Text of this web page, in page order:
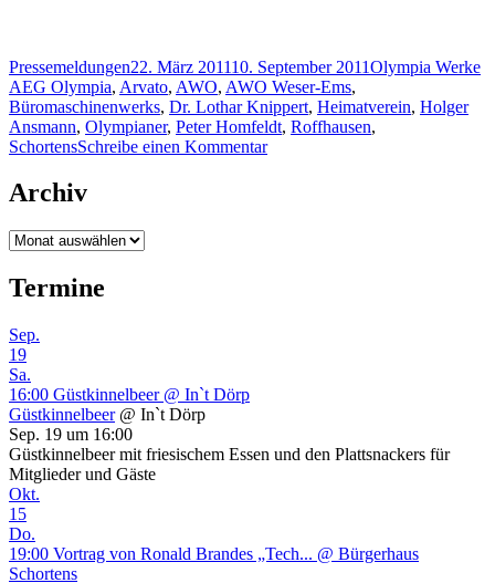
der
lange
Kampf“
Autor
PressemeldungenVeröffentlicht
am
22. März 201110. September 2011Kategorien
Olympia Werke
AEG Olympia, Arvato, AWO, AWO Weser-Ems,
Büromaschinenwerks, Dr. Lothar Knippert, Heimatverein, Holger
Ansmann, Olympianer, Peter Homfeldt, Roffhausen,
SchortensSchreibe einen Kommentarzu
Archiv
Archiv
Termine
Sep.
19
Sa.
16:00 Güstkinnelbeer @ In`t Dörp
Güstkinnelbeer @ In`t Dörp
Sep. 19 um 16:00
Güstkinnelbeer mit friesischem Essen und den Plattsnackers für
Mitglieder und Gäste
Okt.
15
Do.
19:00 Vortrag von Ronald Brandes „Tech... @ Bürgerhaus
Schortens